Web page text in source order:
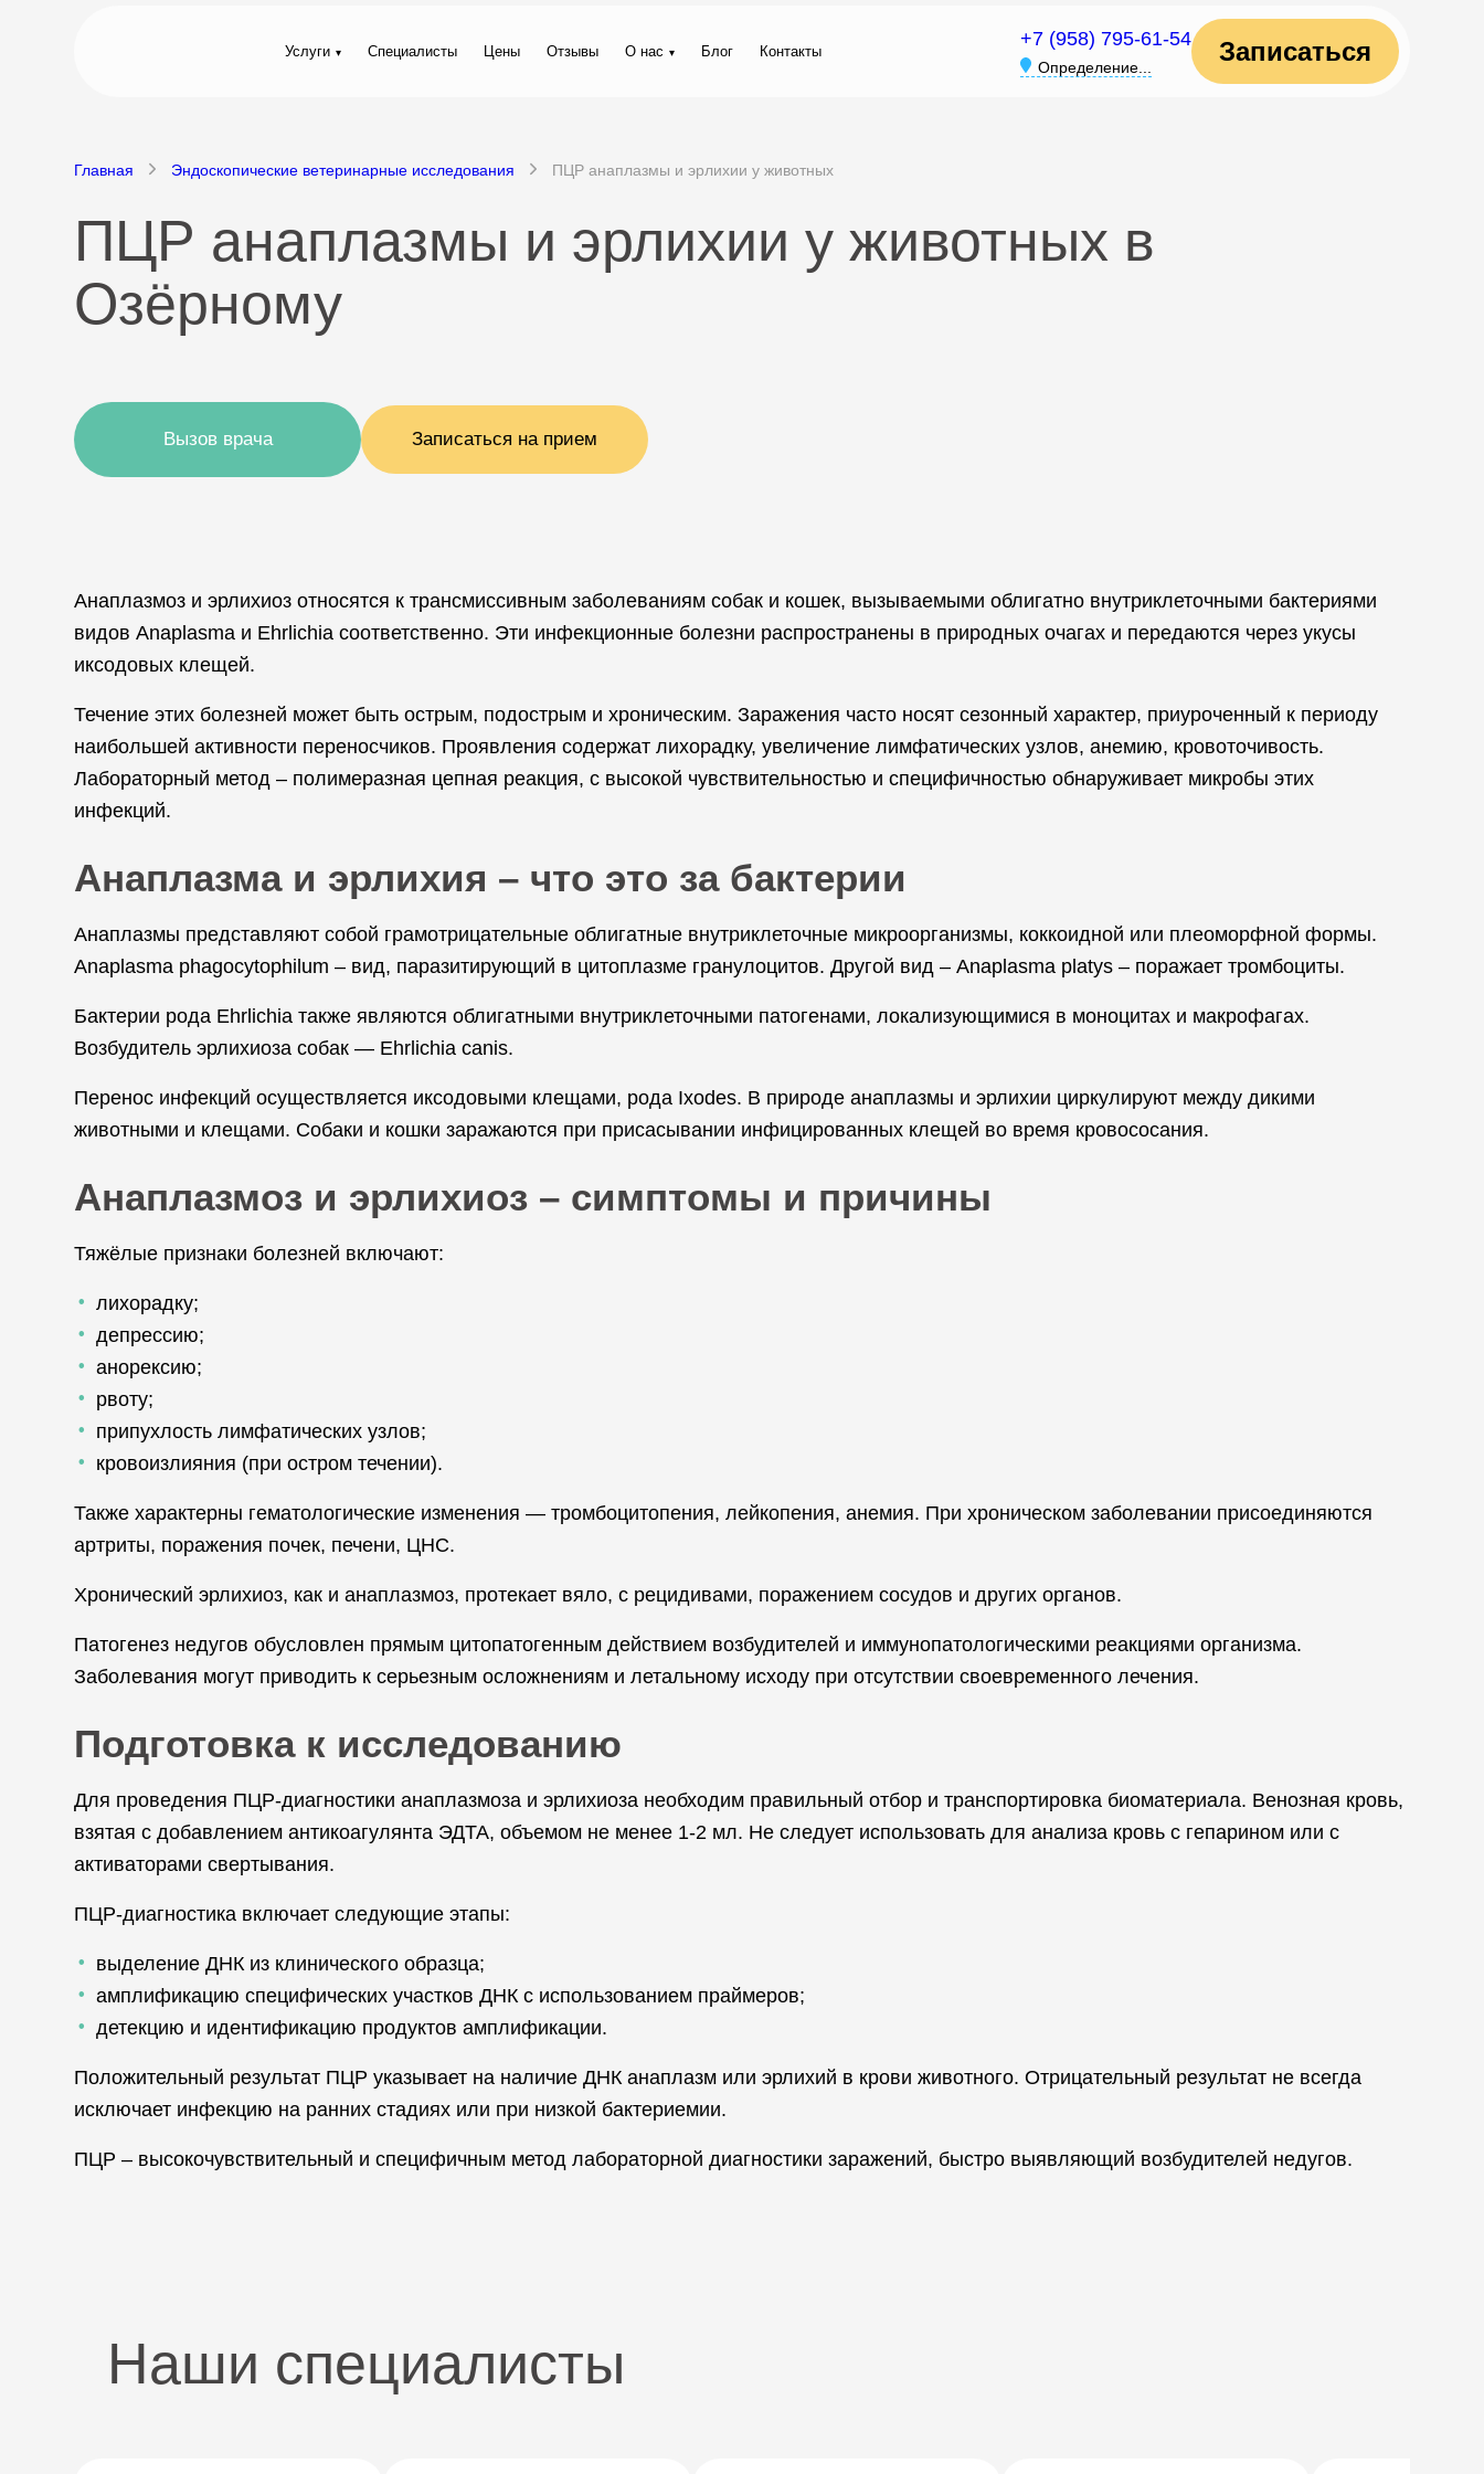
Услуги Специалисты Цены Отзывы О нас Блог Контакты
+7 (958) 795-61-54
Определение...
Записаться
Главная Эндоскопические ветеринарные исследования ПЦР анаплазмы и эрлихии у животных
ПЦР анаплазмы и эрлихии у животных в
Озёрному
Вызов врача Записаться на прием
Анаплазмоз и эрлихиоз относятся к трансмиссивным заболеваниям собак и кошек, вызываемыми облигатно внутриклеточными бактериями
видов Anaplasma и Ehrlichia соответственно. Эти инфекционные болезни распространены в природных очагах и передаются через укусы
иксодовых клещей.
Течение этих болезней может быть острым, подострым и хроническим. Заражения часто носят сезонный характер, приуроченный к периоду
наибольшей активности переносчиков. Проявления содержат лихорадку, увеличение лимфатических узлов, анемию, кровоточивость.
Лабораторный метод – полимеразная цепная реакция, с высокой чувствительностью и специфичностью обнаруживает микробы этих
инфекций.
Анаплазма и эрлихия – что это за бактерии
Анаплазмы представляют собой грамотрицательные облигатные внутриклеточные микроорганизмы, коккоидной или плеоморфной формы.
Anaplasma phagocytophilum – вид, паразитирующий в цитоплазме гранулоцитов. Другой вид – Anaplasma platys – поражает тромбоциты.
Бактерии рода Ehrlichia также являются облигатными внутриклеточными патогенами, локализующимися в моноцитах и макрофагах.
Возбудитель эрлихиоза собак — Ehrlichia canis.
Перенос инфекций осуществляется иксодовыми клещами, рода Ixodes. В природе анаплазмы и эрлихии циркулируют между дикими
животными и клещами. Собаки и кошки заражаются при присасывании инфицированных клещей во время кровососания.
Анаплазмоз и эрлихиоз – симптомы и причины
Тяжёлые признаки болезней включают:
лихорадку;
депрессию;
анорексию;
рвоту;
припухлость лимфатических узлов;
кровоизлияния (при остром течении).
Также характерны гематологические изменения — тромбоцитопения, лейкопения, анемия. При хроническом заболевании присоединяются
артриты, поражения почек, печени, ЦНС.
Хронический эрлихиоз, как и анаплазмоз, протекает вяло, с рецидивами, поражением сосудов и других органов.
Патогенез недугов обусловлен прямым цитопатогенным действием возбудителей и иммунопатологическими реакциями организма.
Заболевания могут приводить к серьезным осложнениям и летальному исходу при отсутствии своевременного лечения.
Подготовка к исследованию
Для проведения ПЦР-диагностики анаплазмоза и эрлихиоза необходим правильный отбор и транспортировка биоматериала. Венозная кровь,
взятая с добавлением антикоагулянта ЭДТА, объемом не менее 1-2 мл. Не следует использовать для анализа кровь с гепарином или с
активаторами свертывания.
ПЦР-диагностика включает следующие этапы:
выделение ДНК из клинического образца;
амплификацию специфических участков ДНК с использованием праймеров;
детекцию и идентификацию продуктов амплификации.
Положительный результат ПЦР указывает на наличие ДНК анаплазм или эрлихий в крови животного. Отрицательный результат не всегда
исключает инфекцию на ранних стадиях или при низкой бактериемии.
ПЦР – высокочувствительный и специфичным метод лабораторной диагностики заражений, быстро выявляющий возбудителей недугов.
Наши специалисты